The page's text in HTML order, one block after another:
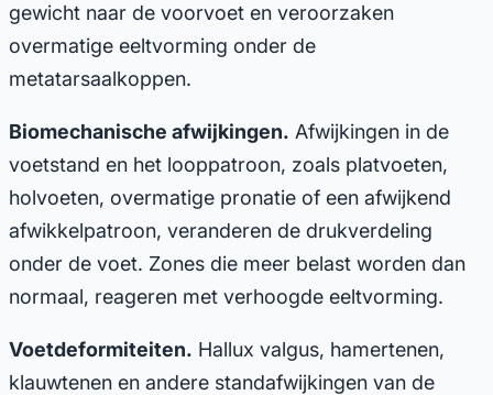
gewicht naar de voorvoet en veroorzaken
overmatige eeltvorming onder de
metatarsaalkoppen.
Biomechanische afwijkingen. Afwijkingen in de
voetstand en het looppatroon, zoals platvoeten,
holvoeten, overmatige pronatie of een afwijkend
afwikkelpatroon, veranderen de drukverdeling
onder de voet. Zones die meer belast worden dan
normaal, reageren met verhoogde eeltvorming.
Voetdeformiteiten. Hallux valgus, hamertenen,
klauwtenen en andere standafwijkingen van de